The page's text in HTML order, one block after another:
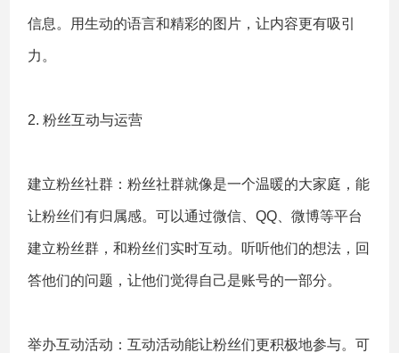
信息。用生动的语言和精彩的图片，让内容更有吸引
力。
2. 粉丝互动与运营
建立粉丝社群：粉丝社群就像是一个温暖的大家庭，能
让粉丝们有归属感。可以通过微信、QQ、微博等平台
建立粉丝群，和粉丝们实时互动。听听他们的想法，回
答他们的问题，让他们觉得自己是账号的一部分。
举办互动活动：互动活动能让粉丝们更积极地参与。可